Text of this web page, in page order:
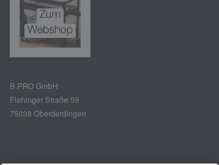
B.PRO GmbH
Flehinger Straße 59
75038 Oberderdingen